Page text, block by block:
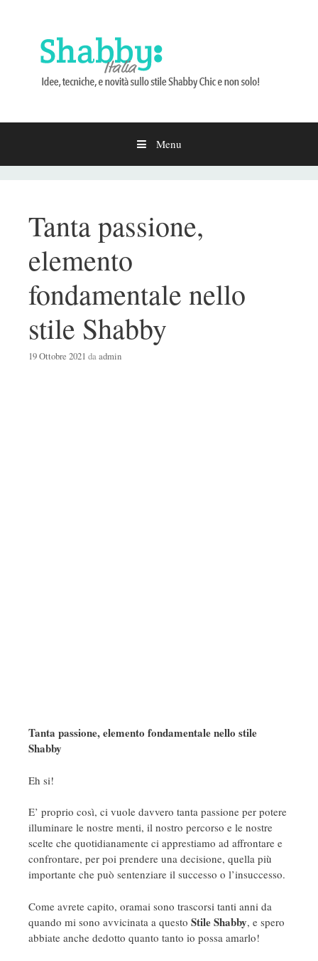
Menu
Tanta passione,
elemento
fondamentale nello
stile Shabby
19 Ottobre 2021 daadmin
Tanta passione, elemento fondamentale nello stile
Shabby
Eh si!
E’ proprio così, ci vuole davvero tanta passione per potere
illuminare le nostre menti, il nostro percorso e le nostre
scelte che quotidianamente ci apprestiamo ad affrontare e
confrontare, per poi prendere una decisione, quella più
importante che può sentenziare il successo o l’insuccesso.
Come avrete capito, oramai sono trascorsi tanti anni da
quando mi sono avvicinata a questo Stile Shabby, e spero
abbiate anche dedotto quanto tanto io possa amarlo!